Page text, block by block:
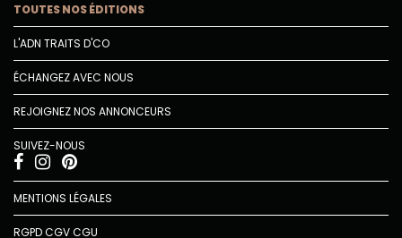
TOUTES NOS ÉDITIONS
L'ADN TRAITS D'CO
ÉCHANGEZ AVEC NOUS
REJOIGNEZ NOS ANNONCEURS
SUIVEZ-NOUS
MENTIONS LÉGALES
RGPDCGVCGU